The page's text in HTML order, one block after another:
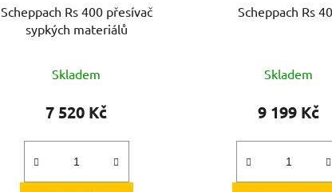
Scheppach Rs 400 přesívač
sypkých materiálů
Skladem
7 520 Kč
Scheppach Rs
Skladem
9 199 Kč